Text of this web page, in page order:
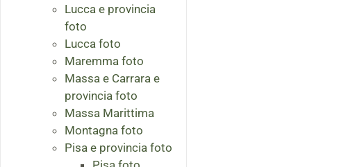
Lucca e provincia
foto
Lucca foto
Maremma foto
Massa e Carrara e
provincia foto
Massa Marittima
Montagna foto
Pisa e provincia foto